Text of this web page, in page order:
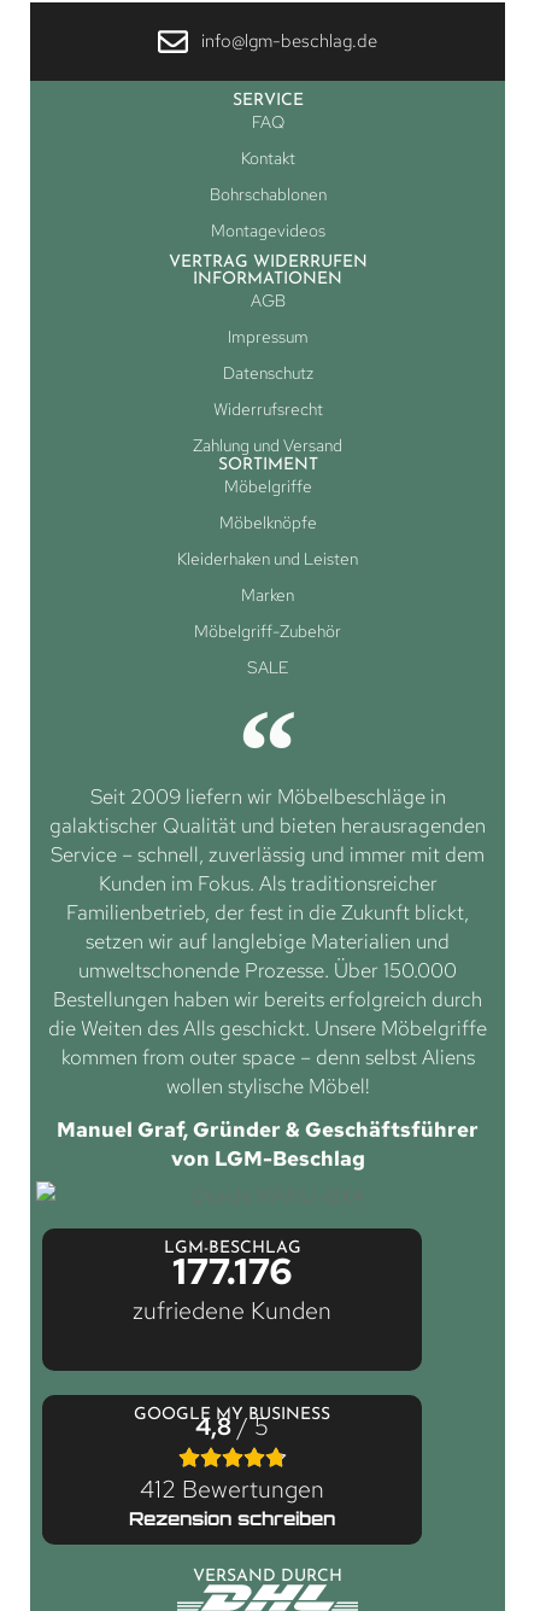
info@lgm-beschlag.de
SERVICE
FAQ
Kontakt
Bohrschablonen
Montagevideos
VERTRAG WIDERRUFEN
INFORMATIONEN
AGB
Impressum
Datenschutz
Widerrufsrecht
Zahlung und Versand
SORTIMENT
Möbelgriffe
Möbelknöpfe
Kleiderhaken und Leisten
Marken
Möbelgriff-Zubehör
SALE
Seit 2009 liefern wir Möbelbeschläge in
galaktischer Qualität und bieten herausragenden
Service – schnell, zuverlässig und immer mit dem
Kunden im Fokus. Als traditionsreicher
Familienbetrieb, der fest in die Zukunft blickt,
setzen wir auf langlebige Materialien und
umweltschonende Prozesse. Über 150.000
Bestellungen haben wir bereits erfolgreich durch
die Weiten des Alls geschickt. Unsere Möbelgriffe
kommen from outer space – denn selbst Aliens
wollen stylische Möbel!
Manuel Graf, Gründer & Geschäftsführer
von LGM-Beschlag
LGM-BESCHLAG
177.176
zufriedene Kunden
GOOGLE MY BUSINESS
4,8/ 5
412 Bewertungen
Rezension schreiben
VERSAND DURCH